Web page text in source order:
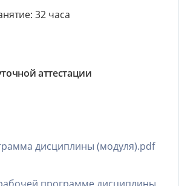
32 часа
аттестации
дисциплины (модуля).pdf